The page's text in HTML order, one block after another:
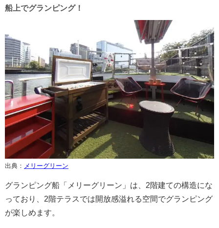
船上でグランピング！
出典： メリーグリーン
グランピング船「メリーグリーン」は、2階建ての構造にな
っており、2階テラスでは開放感溢れる空間でグランピング
が楽しめます。